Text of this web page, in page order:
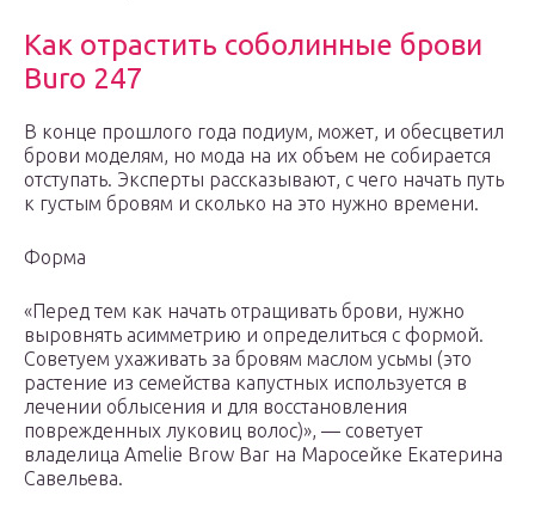
Как отрастить соболинные брови
Buro 247
В конце прошлого года подиум, может, и обесцветил
брови моделям, но мода на их объем не собирается
отступать. Эксперты рассказывают, с чего начать путь
к густым бровям и сколько на это нужно времени.
Форма
«Перед тем как начать отращивать брови, нужно
выровнять асимметрию и определиться с формой.
Советуем ухаживать за бровям маслом усьмы (это
растение из семейства капустных используется в
лечении облысения и для восстановления
поврежденных луковиц волос)», — советует
владелица Amelie Brow Bar на Маросейке Екатерина
Савельева.